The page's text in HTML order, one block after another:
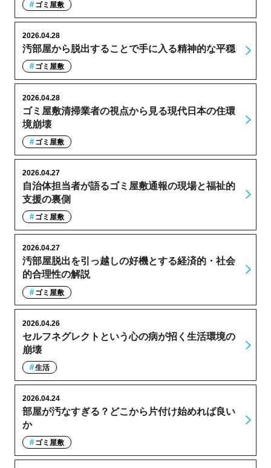
ゴミ屋敷
汚部屋から脱出することで手に入る精神的な平穏
2026.04.28
ゴミ屋敷
ゴミ屋敷清掃業者の視点から見る現代日本の住環
境崩壊
2026.04.28
ゴミ屋敷
自治体担当者が語るゴミ屋敷通報の現場と福祉的
支援の裏側
2026.04.27
ゴミ屋敷
汚部屋脱出を引っ越しの好機とする経済的・社会
的合理性の解説
2026.04.27
ゴミ屋敷
セルフネグレクトという心の病が招く生活環境の
崩壊
2026.04.26
生活
部屋が汚なすぎる？どこから片付け始めれば良い
か
2026.04.24
ゴミ屋敷